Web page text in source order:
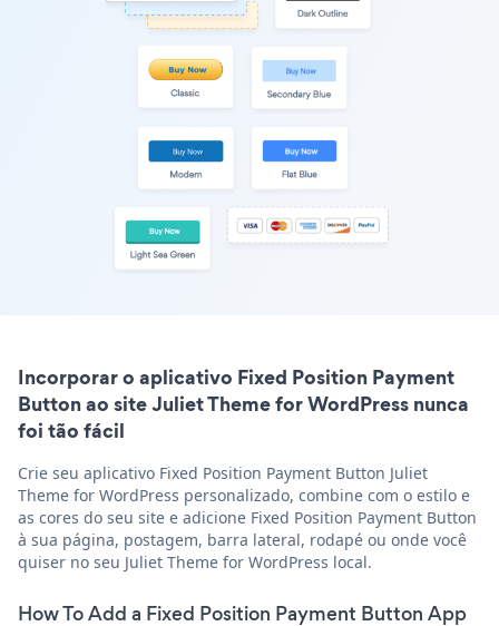
Incorporar o aplicativo Fixed Position Payment
Button ao site Juliet Theme for WordPress nunca
foi tão fácil
Crie seu aplicativo Fixed Position Payment Button Juliet
Theme for WordPress personalizado, combine com o estilo e
as cores do seu site e adicione Fixed Position Payment Button
à sua página, postagem, barra lateral, rodapé ou onde você
quiser no seu Juliet Theme for WordPress local.
How To Add a Fixed Position Payment Button App